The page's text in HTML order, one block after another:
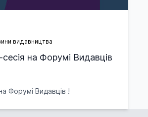
видавництва
на Форумі Видавців
Форумі Видавців !